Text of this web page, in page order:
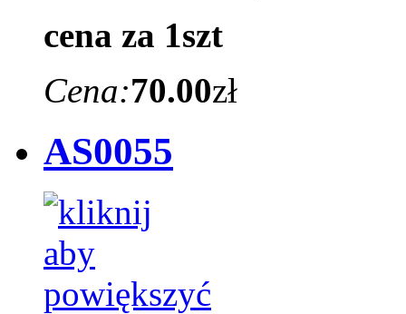
cena za 1szt
Cena:70.00zł
AS0055